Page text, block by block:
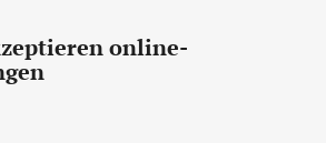
online-